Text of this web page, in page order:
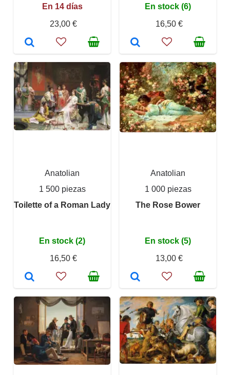
En 14 días
23,00 €
En stock (6)
16,50 €
Anatolian
1 500 piezas
Toilette of a Roman Lady
En stock (2)
16,50 €
Anatolian
1 000 piezas
The Rose Bower
En stock (5)
13,00 €